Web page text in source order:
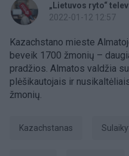
„Lietuvos ryto“
2022-01-12 12:57
Kazachstano mieste
beveik 1700 žmonių –
pradžios. Almatos valdžia
plėšikautojais ir
žmonių.
Kazachstanas